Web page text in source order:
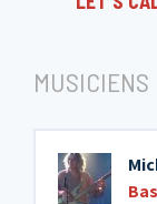
MUSICIENS